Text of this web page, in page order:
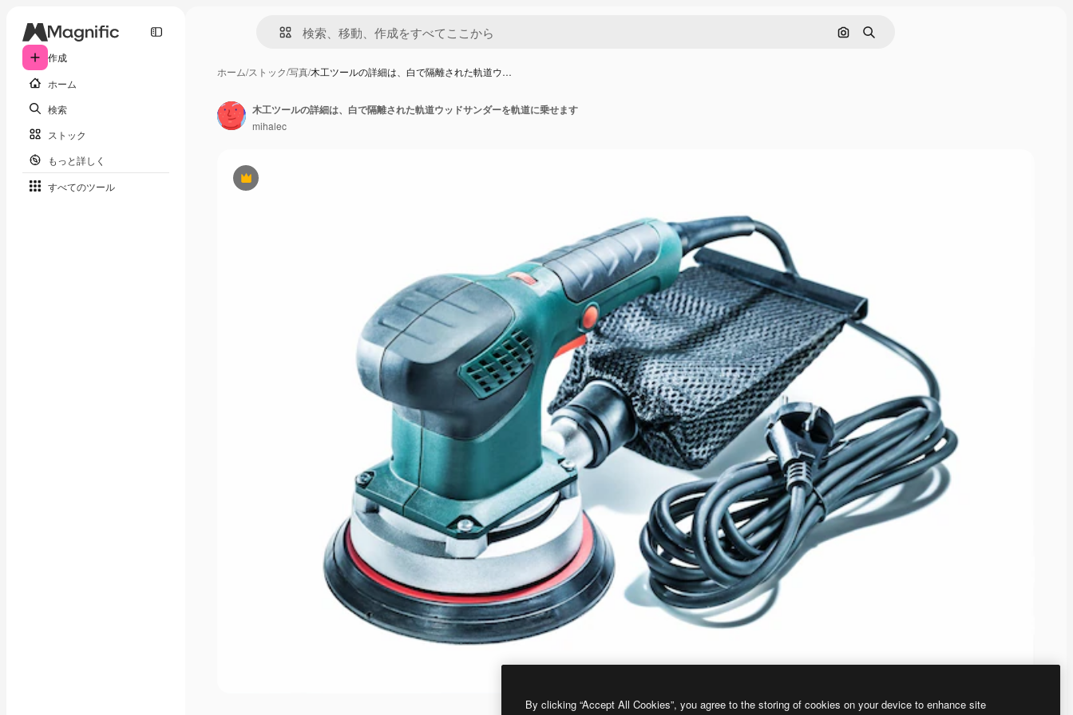
作成
ホーム
検索
ストック
もっと詳しく
すべてのツール
画像で検索
検索
ホーム/ストック/写真/木工ツールの詳細は、白で隔離された軌道ウ…
Premium
木工ツールの詳細は、白で隔離された軌道ウッドサンダーを軌道に乗せます
mihalec
By clicking “Accept All Cookies”, you agree to the storing of cookies on your device to enhance site